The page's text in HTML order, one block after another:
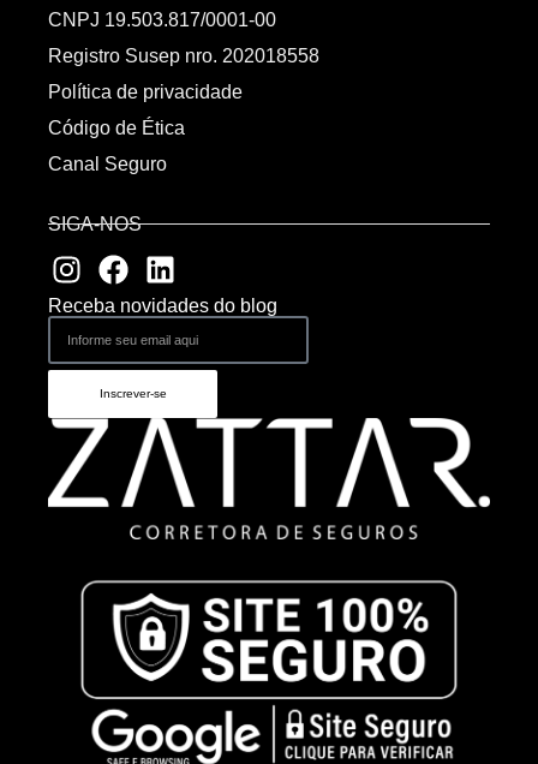
CNPJ 19.503.817/0001-00
Registro Susep nro. 202018558
Política de privacidade
Código de Ética
Canal Seguro
SIGA-NOS
Receba novidades do blog
Inscrever-se